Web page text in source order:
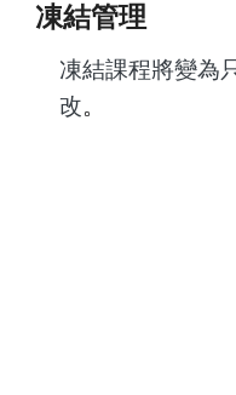
凍結管理
凍結課程將變為
改。